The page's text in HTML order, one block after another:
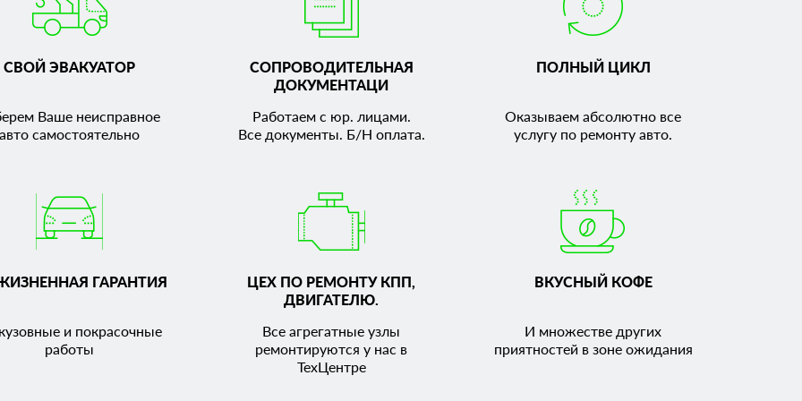
СВОЙ ЭВАКУАТОР
Ваше неисправное
авто самостоятельно
СОПРОВОДИТЕЛЬНАЯ
ДОКУМЕНТАЦИ
Работаем с юр. лицами.
Все документы. Б/Н оплата.
ПОЛНЫЙ ЦИКЛ
Оказываем абсолютно все
услугу по ремонту авто.
ГАРАНТИЯ
и покрасочные
работы
ЦЕХ ПО РЕМОНТУ КПП,
ДВИГАТЕЛЮ.
Все агрегатные узлы
ремонтируются у нас в
ТехЦентре
ВКУСНЫЙ КОФЕ
И множестве других
приятностей в зоне ожидания